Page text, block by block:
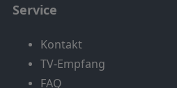
Service
Kontakt
TV-Empfang
FAQ